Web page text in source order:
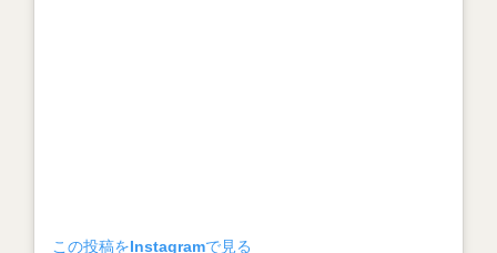
この投稿をInstagramで見る